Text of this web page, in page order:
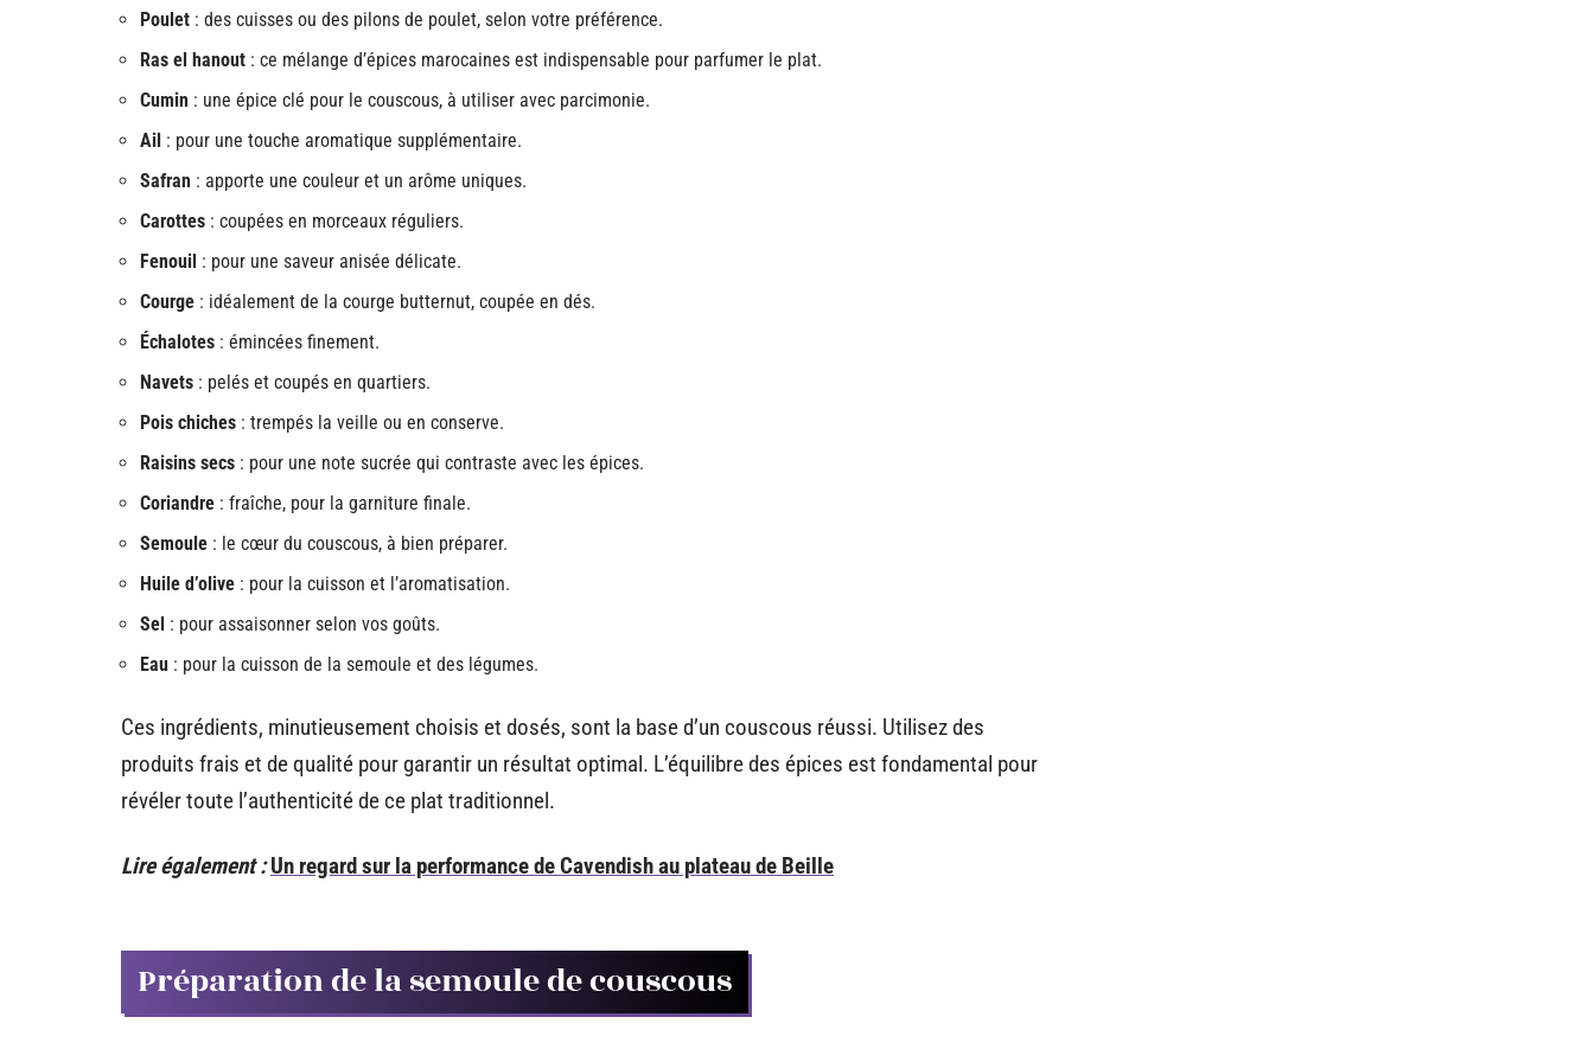
Poulet : des cuisses ou des pilons de poulet, selon votre préférence.
Ras el hanout : ce mélange d’épices marocaines est indispensable pour parfumer le plat.
Cumin : une épice clé pour le couscous, à utiliser avec parcimonie.
Ail : pour une touche aromatique supplémentaire.
Safran : apporte une couleur et un arôme uniques.
Carottes : coupées en morceaux réguliers.
Fenouil : pour une saveur anisée délicate.
Courge : idéalement de la courge butternut, coupée en dés.
Échalotes : émincées finement.
Navets : pelés et coupés en quartiers.
Pois chiches : trempés la veille ou en conserve.
Raisins secs : pour une note sucrée qui contraste avec les épices.
Coriandre : fraîche, pour la garniture finale.
Semoule : le cœur du couscous, à bien préparer.
Huile d’olive : pour la cuisson et l’aromatisation.
Sel : pour assaisonner selon vos goûts.
Eau : pour la cuisson de la semoule et des légumes.
Ces ingrédients, minutieusement choisis et dosés, sont la base d’un couscous réussi. Utilisez des
produits frais et de qualité pour garantir un résultat optimal. L’équilibre des épices est fondamental pour
révéler toute l’authenticité de ce plat traditionnel.
Lire également : Un regard sur la performance de Cavendish au plateau de Beille
Préparation de la semoule de couscous